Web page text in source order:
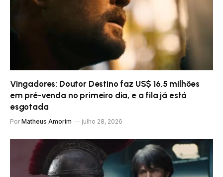
Vingadores: Doutor Destino faz US$ 16,5 milhões
em pré-venda no primeiro dia, e a fila já está
esgotada
Por Matheus Amorim julho 28, 2026